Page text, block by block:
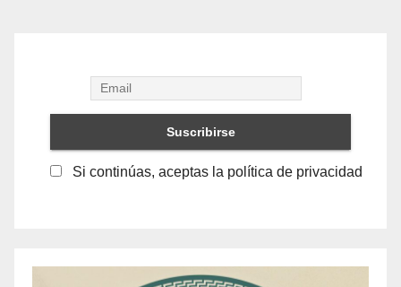
Si continúas, aceptas la política de privacidad